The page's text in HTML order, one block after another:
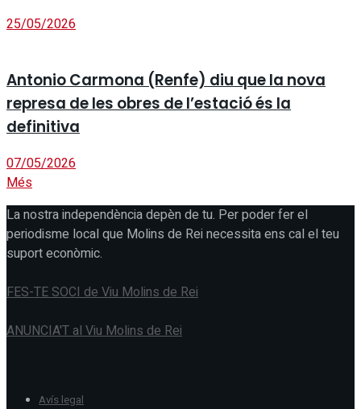
25/05/2026
Antonio Carmona (Renfe) diu que la nova
represa de les obres de l’estació és la
definitiva
07/05/2026
Més
La nostra independència depèn de tu. Per poder fer el
periodisme local que Molins de Rei necessita ens cal el teu
suport econòmic.
FES-TE SOCI de Viu Molins de Rei
ANUNCIA'T al Viu Molins de Rei
Avís legal